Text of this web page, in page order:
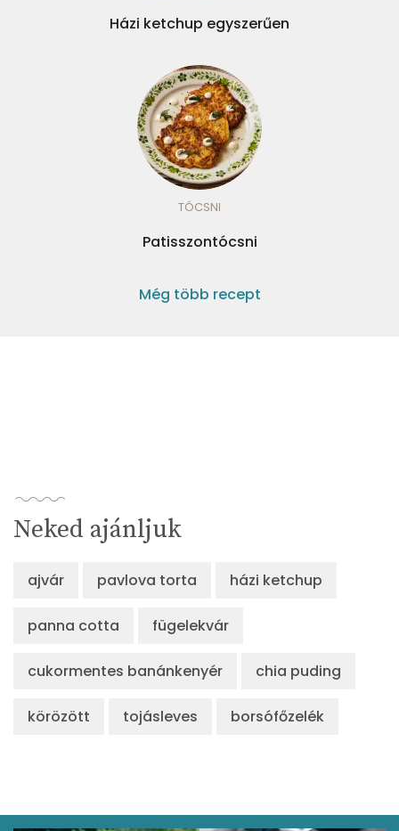
Házi ketchup egyszerűen
TÓCSNI
Patisszontócsni
Még több recept
Neked ajánljuk
ajvár pavlova torta házi ketchup
panna cotta fügelekvár
cukormentes banánkenyér chia puding
körözött tojásleves borsófőzelék